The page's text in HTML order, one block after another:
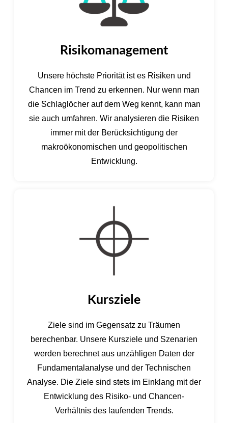
Risikomanagement
Unsere höchste Priorität ist es Risiken und
Chancen im Trend zu erkennen. Nur wenn man
die Schlaglöcher auf dem Weg kennt, kann man
sie auch umfahren. Wir analysieren die Risiken
immer mit der Berücksichtigung der
makroökonomischen und geopolitischen
Entwicklung.
Kursziele
Ziele sind im Gegensatz zu Träumen
berechenbar. Unsere Kursziele und Szenarien
werden berechnet aus unzähligen Daten der
Fundamentalanalyse und der Technischen
Analyse. Die Ziele sind stets im Einklang mit der
Entwicklung des Risiko- und Chancen-
Verhältnis des laufenden Trends.